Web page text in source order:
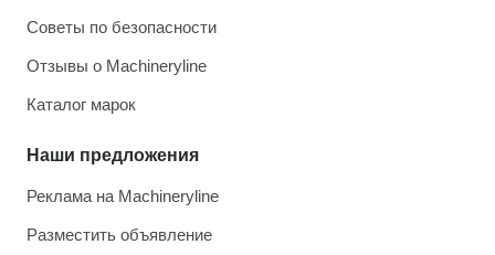
Советы по безопасности
Отзывы о Machineryline
Каталог марок
Наши предложения
Реклама на Machineryline
Разместить объявление